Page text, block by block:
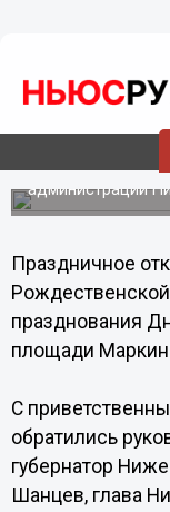
улицы
Нижнем
В мероприятии
Нижегородской
Нижнего
администрации
Праздничное
празднования
площади
С
обратились
губернатор
Шанцев, глава